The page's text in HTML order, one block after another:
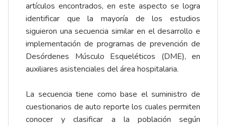
artículos encontrados, en este aspecto se logra
identificar que la mayoría de los estudios
siguieron una secuencia similar en el desarrollo e
implementación de programas de prevención de
Desórdenes Músculo Esqueléticos (DME), en
auxiliares asistenciales del área hospitalaria.
La secuencia tiene como base el suministro de
cuestionarios de auto reporte los cuales permiten
conocer y clasificar a la población según